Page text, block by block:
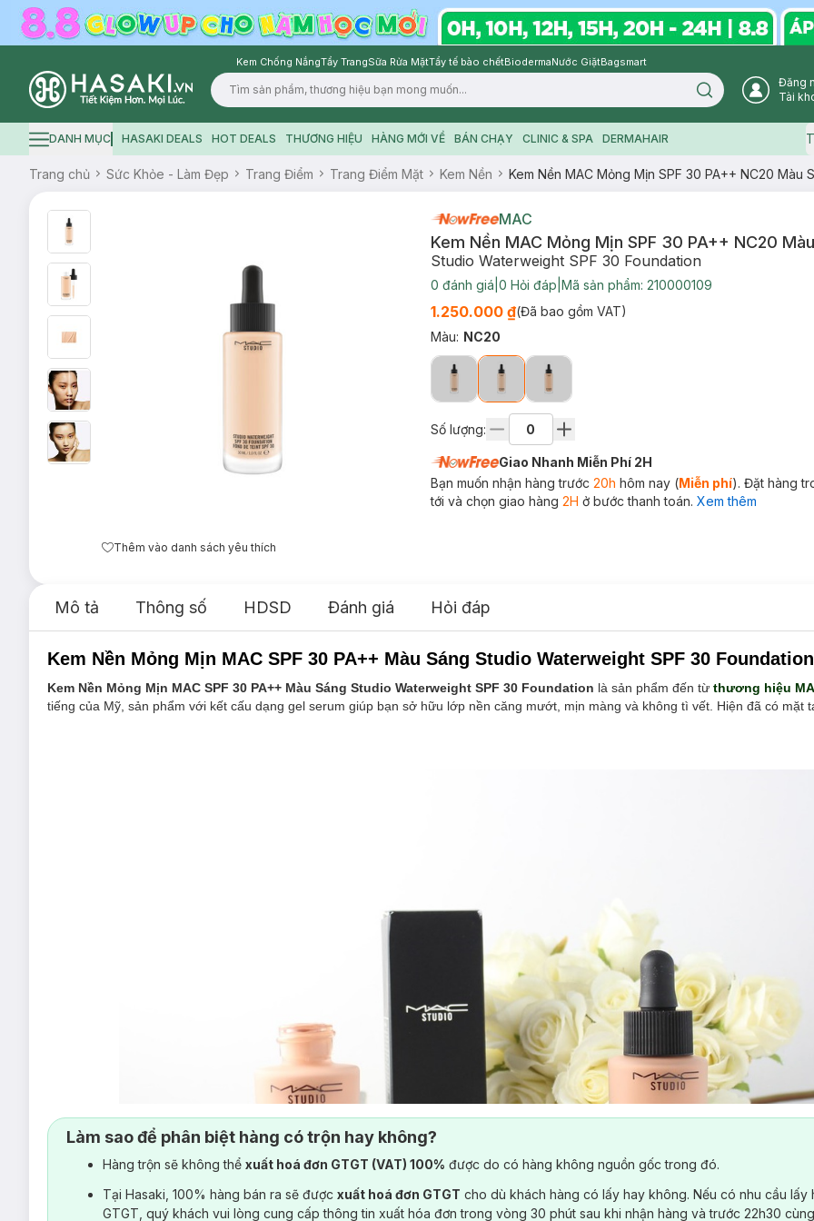
Kem Chống NắngTẩy TrangSữa Rửa MặtTẩy tế bào chếtBiodermaNước GiặtBagsmart
Logo
Search icon
Đăng
Tài
Hamburger icon
DANH MỤC HASAKI DEALS HOT DEALS THƯƠNG HIỆU HÀNG MỚI VỀ BÁN CHẠY CLINIC & SPA DERMAHAIR
Trang chủ Sức Khỏe - Làm Đẹp Trang Điểm Trang Điểm Mặt Kem Nền Kem Nền MAC Mỏng Mịn SPF 30 PA++ NC20 Màu
Thêm vào danh sách yêu thích
MAC
Kem Nền MAC Mỏng Mịn SPF 30 PA++ NC20
Studio Waterweight SPF 30 Foundation
0 đánh giá 0 Hỏi đáp Mã sản phẩm: 210000109
1.250.000 ₫(Đã bao gồm VAT)
Màu: NC20
Số lượng:
Giao Nhanh Miễn Phí 2H
Bạn muốn nhận hàng trước 20h hôm nay (Miễn phí). Đặt hàng
tới và chọn giao hàng 2H ở bước thanh toán. Xem thêm
Mô tả Thông số HDSD Đánh giá Hỏi đáp
Kem Nền Mỏng Mịn MAC SPF 30 PA++ Màu Sáng Studio Waterweight SPF 30
Kem Nền Mỏng Mịn MAC SPF 30 PA++ Màu Sáng Studio Waterweight SPF 30 Foundation là sản phẩm đến từ thương hiệu
tiếng của Mỹ, sản phẩm với kết cấu dạng gel serum giúp bạn sở hữu lớp nền căng mướt, mịn màng và không tì vết. Hiện đã có mặt
Làm sao để phân biệt hàng có trộn hay không?
Hàng trộn sẽ không thể xuất hoá đơn GTGT (VAT) 100% được do có hàng không nguồn gốc trong đó.
Tại Hasaki, 100% hàng bán ra sẽ được xuất hoá đơn GTGT cho dù khách hàng có lấy hay không. Nếu có nhu cầu lấy
GTGT, quý khách vui lòng cung cấp thông tin xuất hóa đơn trong vòng 30 phút sau khi nhận hàng và trước 22h30